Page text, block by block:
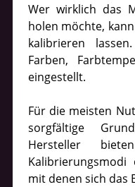
Wer wirklich das
holen möchte,
kalibrieren
Farben,
eingestellt.
Für die meisten
sorgfältige
Hersteller
mit denen sich das